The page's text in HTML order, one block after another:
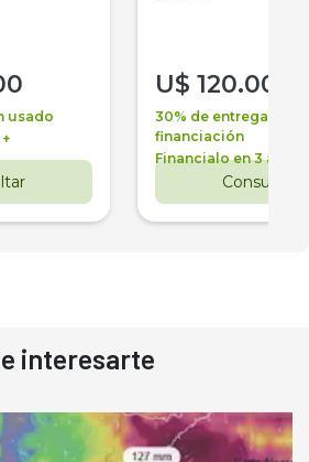
usado
U$ 120.000
30% de entrega +
financiación
Financialo en 3 años
Consultar
interesarte